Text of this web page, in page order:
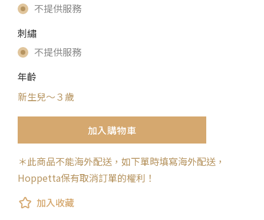
不提供服務
刺繡
不提供服務
年齡
新生兒～３歲
加入購物車
＊此商品不能海外配送，如下單時填寫海外配送，
Hoppetta保有取消訂單的權利！
加入收藏